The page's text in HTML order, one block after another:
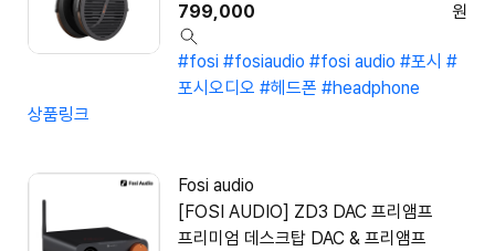
799,000
원
#fosi #fosiaudio #fosi audio #포시 #
포시오디오 #헤드폰 #headphone
상품링크
Fosi audio
[FOSI AUDIO] ZD3 DAC 프리앰프
프리미엄 데스크탑 DAC & 프리앰프